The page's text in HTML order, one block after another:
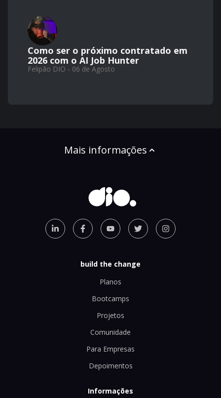
Como ser o próximo contratado em
2026 com o AI Job Hunter
Felipão DIO - 06 de Agosto
Mais informações
build the change
Planos
Bootcamps
Projetos
Comunidade
Para Empresas
Depoimentos
Informações